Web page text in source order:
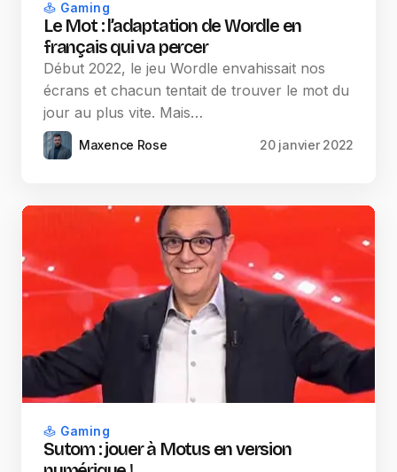
Gaming
Le Mot : l’adaptation de Wordle en
français qui va percer
Début 2022, le jeu Wordle envahissait nos
écrans et chacun tentait de trouver le mot du
jour au plus vite. Mais…
Maxence Rose 20 janvier 2022
Gaming
Sutom : jouer à Motus en version